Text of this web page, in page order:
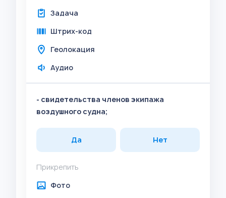
Задача
Штрих-код
Геолокация
Аудио
- свидетельства членов экипажа
воздушного судна;
Да Нет
Прикрепить
Фото